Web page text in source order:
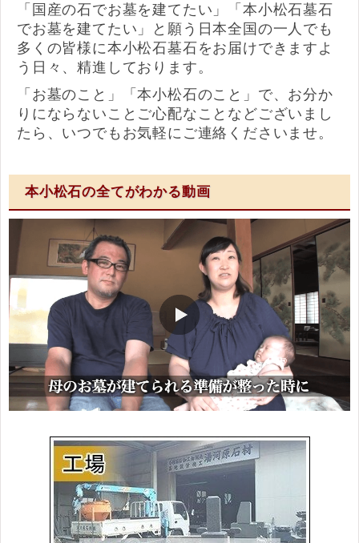
「国産の石でお墓を建てたい」「本小松石墓石
でお墓を建てたい」と願う日本全国の一人でも
多くの皆様に本小松石墓石をお届けできますよ
う日々、精進しております。
「お墓のこと」「本小松石のこと」で、お分か
りにならないことご心配なことなどございまし
たら、いつでもお気軽にご連絡くださいませ。
本小松石の全てがわかる動画